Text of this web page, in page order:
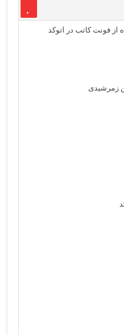
از فونت کاتب در اتوکد
زمرشیدی